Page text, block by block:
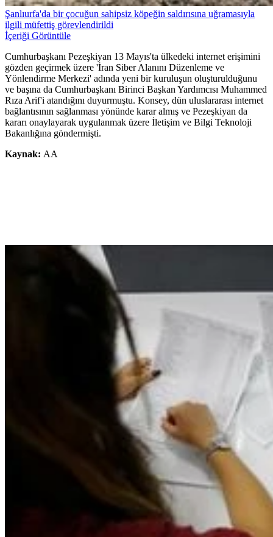
Şanlıurfa'da bir çocuğun sahipsiz köpeğin saldırısına uğramasıyla
ilgili müfettiş görevlendirildi
İçeriği Görüntüle
Cumhurbaşkanı Pezeşkiyan 13 Mayıs'ta ülkedeki internet erişimini
gözden geçirmek üzere 'İran Siber Alanını Düzenleme ve
Yönlendirme Merkezi' adında yeni bir kuruluşun oluşturulduğunu
ve başına da Cumhurbaşkanı Birinci Başkan Yardımcısı Muhammed
Rıza Arif'i atandığını duyurmuştu. Konsey, dün uluslararası internet
bağlantısının sağlanması yönünde karar almış ve Pezeşkiyan da
kararı onaylayarak uygulanmak üzere İletişim ve Bilgi Teknoloji
Bakanlığına göndermişti.
Kaynak: AA